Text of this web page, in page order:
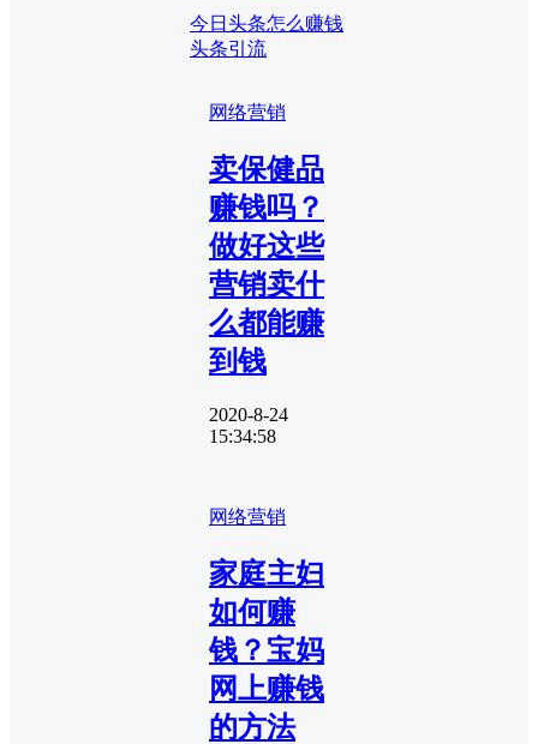
今日头条怎么赚钱
头条引流
网络营销
卖保健品
赚钱吗？
做好这些
营销卖什
么都能赚
到钱
2020-8-24
15:34:58
网络营销
家庭主妇
如何赚
钱？宝妈
网上赚钱
的方法